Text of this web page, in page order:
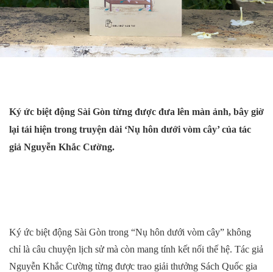
Ký ức biệt động Sài Gòn từng được đưa lên màn ảnh, bây giờ
lại tái hiện trong truyện dài ‘Nụ hôn dưới vòm cây’ của tác
giả Nguyễn Khắc Cường.
Ký ức biệt động Sài Gòn trong “Nụ hôn dưới vòm cây” không
chỉ là câu chuyện lịch sử mà còn mang tính kết nối thế hệ. Tác giả
Nguyễn Khắc Cường từng được trao giải thưởng Sách Quốc gia